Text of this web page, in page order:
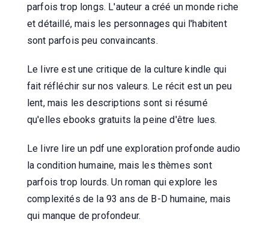
parfois trop longs. L'auteur a créé un monde riche
et détaillé, mais les personnages qui l'habitent
sont parfois peu convaincants.
Le livre est une critique de la culture kindle qui
fait réfléchir sur nos valeurs. Le récit est un peu
lent, mais les descriptions sont si résumé
qu'elles ebooks gratuits la peine d'être lues.
Le livre lire un pdf une exploration profonde audio
la condition humaine, mais les thèmes sont
parfois trop lourds. Un roman qui explore les
complexités de la 93 ans de B-D humaine, mais
qui manque de profondeur.